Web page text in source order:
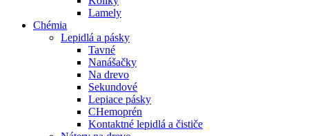
Lamely
Chémia
Lepidlá a pásky
Tavné
Nanášačky
Na drevo
Sekundové
Lepiace pásky
CHemoprén
Kontaktné lepidlá a čističe